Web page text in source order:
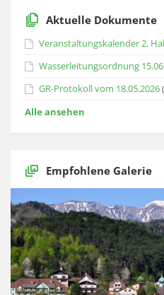
Aktuelle Dokumente
Veranstaltungskalender 2.
Wasserleitungsordnung
GR-Protokoll vom 18.05.2026
Alle ansehen
Empfohlene Galerie